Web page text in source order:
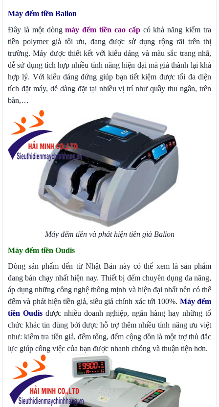
Máy đếm tiền Balion
Đây là một dòng máy đếm tiền cao cấpcó khả năng kiểm tra
tiền polymer giả tối ưu, đang được sử dụng rộng rãi trên thị
trường. Máy được thiết kết với kiểu dáng và màu sắc trang nhã,
dễ sử dụng tích hợp nhiều tính năng hiện đại mà giá thành lại khá
hợp lý. Với kiểu dáng đứng giúp bạn tiết kiệm được tối đa diện
tích đặt máy, dễ dàng đặt tại nhiều vị trí như quầy thu ngân, trên
bàn,…
Máy đếm tiền và phát hiện tiền giả Balion
Máy đếm tiền Oudis
Dòng sản phẩm đến từ Nhật Bản này có thể xem là sản phẩm
đang bán chạy nhất hiện nay. Thiết bị đếm chuyên dụng đa năng,
áp dụng những công nghệ thông mịnh và hiện đại nhất nên có thể
đếm và phát hiện tiền giả, siêu giả chính xác tới 100%. Máy đếm
tiền Oudis được nhiều doanh nghiệp, ngân hàng hay những tổ
chức khác tin dùng bởi được hỗ trợ thêm nhiều tính năng ưu việt
như: kiểm tra tiền giả, đếm tổng, đếm cộng dồn là một trợ thủ đắc
lực giúp công việc của bạn được nhanh chóng và thuận tiện hơn.